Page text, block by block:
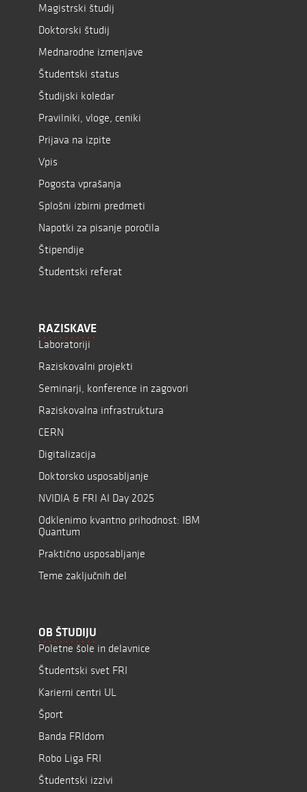
Magistrski študij
Doktorski študij
Mednarodne izmenjave
Študentski status
Študijski koledar
Pravilniki, vloge, ceniki
Prijava na izpite
Vpis
Pogosta vprašanja
Splošni izbirni predmeti
Napotki za pisanje poročila
Štipendije
Študentski referat
RAZISKAVE
Laboratoriji
Raziskovalni projekti
Seminarji, konference in zagovori
Raziskovalna infrastruktura
CERN
Digitalizacija
Doktorsko usposabljanje
NVIDIA & FRI AI Day 2025
Odklenimo kvantno prihodnost: IBM
Quantum
Praktično usposabljanje
Teme zaključnih del
OB ŠTUDIJU
Poletne šole in delavnice
Študentski svet FRI
Karierni centri UL
Šport
Banda FRIdom
Robo Liga FRI
Študentski izzivi